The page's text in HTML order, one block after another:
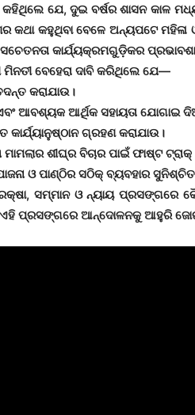
ଯେ, ଦୁଇ ବର୍ଷର ଶାସନ କାଳ
କହୁଥିବା ବେଳେ ଅନ୍ୟପଟେ ମହିଳା
କାର୍ଯ୍ୟକ୍ରମଗୁଡ଼ିକର
ମିନତୀ ବେହେରା ଦାବି କରିଥିଲେ ଯେ—
କରାଯାଉ।
ଆବଶ୍ୟକ ଆର୍ଥିକ ସହାୟତା ଯୋଗାଇ
ଗ୍ରହଣ କରାଯାଉ।
ଶୀଘ୍ର ବିଚାର ପାଇଁ ଫାଷ୍ଟ
ଓ ପାଣ୍ଠିର ସଠିକ୍ ବ୍ୟବହାର ସୁନିଶ୍ଚିତ
ସମ୍ମାନ ଓ ନ୍ୟାୟ ପ୍ରସଙ୍ଗରେ
ଏହି ପ୍ରସଙ୍ଗରେ ଆନ୍ଦୋଳନକୁ ଆହୁରି